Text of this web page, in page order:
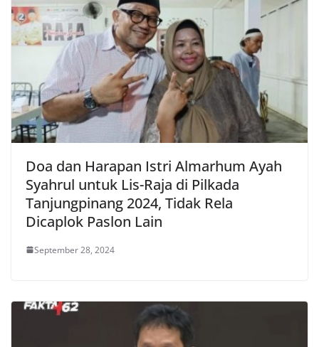
Doa dan Harapan Istri Almarhum Ayah
Syahrul untuk Lis-Raja di Pilkada
Tanjungpinang 2024, Tidak Rela
Dicaplok Paslon Lain
September 28, 2024